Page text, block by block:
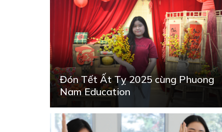
Đón Tết Ất Tỵ 2025 cùng Phuong
Nam Education